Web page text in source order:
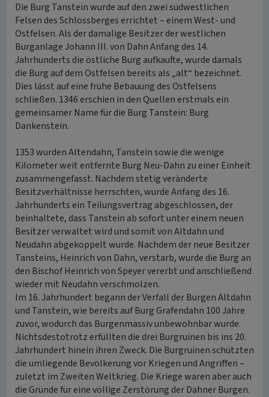
Die Burg Tanstein wurde auf den zwei südwestlichen
Felsen des Schlossberges errichtet – einem West- und
Ostfelsen. Als der damalige Besitzer der westlichen
Burganlage Johann III. von Dahn Anfang des 14.
Jahrhunderts die östliche Burg aufkaufte, wurde damals
die Burg auf dem Ostfelsen bereits als „alt“ bezeichnet.
Dies lässt auf eine frühe Bebauung des Ostfelsens
schließen. 1346 erschien in den Quellen erstmals ein
gemeinsamer Name für die Burg Tanstein: Burg
Dankenstein.
1353 wurden Altendahn, Tanstein sowie die wenige
Kilometer weit entfernte Burg Neu-Dahn zu einer Einheit
zusammengefasst. Nachdem stetig veränderte
Besitzverhältnisse herrschten, wurde Anfang des 16.
Jahrhunderts ein Teilungsvertrag abgeschlossen, der
beinhaltete, dass Tanstein ab sofort unter einem neuen
Besitzer verwaltet wird und somit von Altdahn und
Neudahn abgekoppelt wurde. Nachdem der neue Besitzer
Tansteins, Heinrich von Dahn, verstarb, wurde die Burg an
den Bischof Heinrich von Speyer vererbt und anschließend
wieder mit Neudahn verschmolzen.
Im 16. Jahrhundert begann der Verfall der Burgen Altdahn
und Tanstein, wie bereits auf Burg Grafendahn 100 Jahre
zuvor, wodurch das Burgenmassiv unbewohnbar wurde.
Nichtsdestotrotz erfüllten die drei Burgruinen bis ins 20.
Jahrhundert hinein ihren Zweck. Die Burgruinen schützten
die umliegende Bevölkerung vor Kriegen und Angriffen –
zuletzt im Zweiten Weltkrieg. Die Kriege waren aber auch
die Gründe für eine völlige Zerstörung der Dahner Burgen.